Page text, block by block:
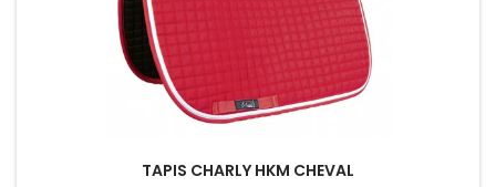
TAPIS CHARLY HKM CHEVAL